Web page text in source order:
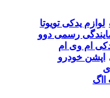
لوازم یدکی تویوتا
رسمی دوو
ام وی ام
اپشن خودرو